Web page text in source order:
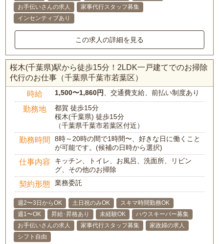
お手伝いさんの求人
家事代行スタッフ募集
インセンティブあり
この求人の詳細を見る
桜木(千葉県)駅から徒歩15分！2LDK一戸建てでのお掃除
代行のお仕事（千葉県千葉市若葉区）
時給 1,500〜1,860円、交通費支給、前払い制度あり
勤務地
都賀 徒歩15分
桜木(千葉県) 徒歩15分
（千葉県千葉市若葉区付近）
勤務時間
8時～20時の間で1時間〜、好きな日に働くこと
が可能です。(候補の日時から選択)
仕事内容
キッチン、トイレ、お風呂、洗面所、リビン
グ、その他のお掃除
契約形態 業務委託
週2〜3日からOK 土日祝のみOK
スキマ時間勤務OK
週1〜OK
昇給･昇格あり 未経験OK
ハウスキーパー募集
お手伝いさんの求人
家事代行スタッフ募集
家政婦の求人
シフト自由